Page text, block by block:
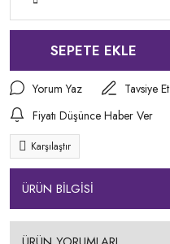
SEPETE EKLE
Yorum Yaz
Tavsiye Et
Fiyatı Düşünce Haber Ver
Karşılaştır
ÜRÜN BİLGİSİ